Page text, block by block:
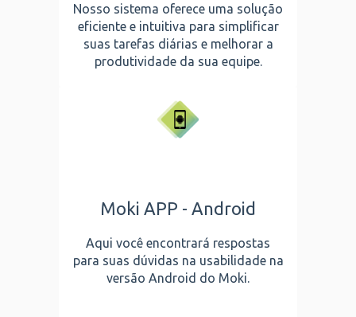
Nosso sistema oferece uma solução
eficiente e intuitiva para simplificar
suas tarefas diárias e melhorar a
produtividade da sua equipe.
Moki APP - Android
Aqui você encontrará respostas
para suas dúvidas na usabilidade na
versão Android do Moki.